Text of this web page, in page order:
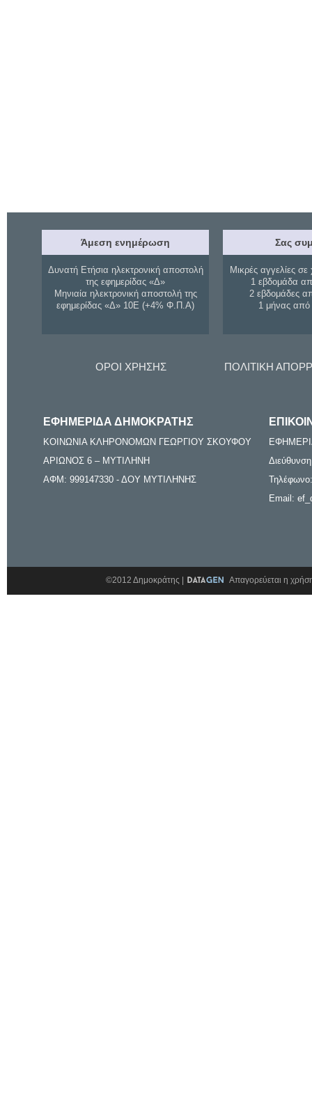
Άμεση ενημέρωση
Δυνατή Ετήσια ηλεκτρονική αποστολή
της εφημερίδας «Δ»
Μηνιαία ηλεκτρονική αποστολή της
εφημερίδας «Δ» 10Ε (+4% Φ.Π.Α)
Σας
Μικρές αγγελίες σε
1 εβδομάδα
2 εβδομάδες
1 μήνας
ΟΡΟΙ ΧΡΗΣΗΣ ΠΟΛΙΤΙΚΗ
ΕΦΗΜΕΡΙΔΑ ΔΗΜΟΚΡΑΤΗΣ
ΚΟΙΝΩΝΙΑ ΚΛΗΡΟΝΟΜΩΝ ΓΕΩΡΓΙΟΥ ΣΚΟΥΦΟΥ
ΑΡΙΩΝΟΣ 6 – ΜΥΤΙΛΗΝΗ
ΑΦΜ: 999147330 - ΔΟΥ ΜΥΤΙΛΗΝΗΣ
Email:
©2012 Δημοκράτης | Απαγορεύεται η